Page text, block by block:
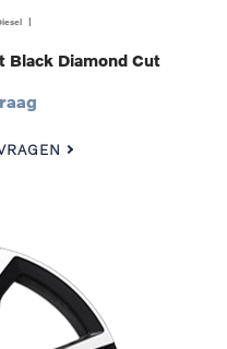
|
Black Diamond Cut